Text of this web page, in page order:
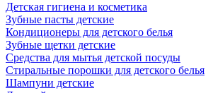
Детская гигиена и косметика
Зубные пасты детские
Кондиционеры для детского белья
Зубные щетки детские
Средства для мытья детской посуды
Стиральные порошки для детского белья
Шампуни детские